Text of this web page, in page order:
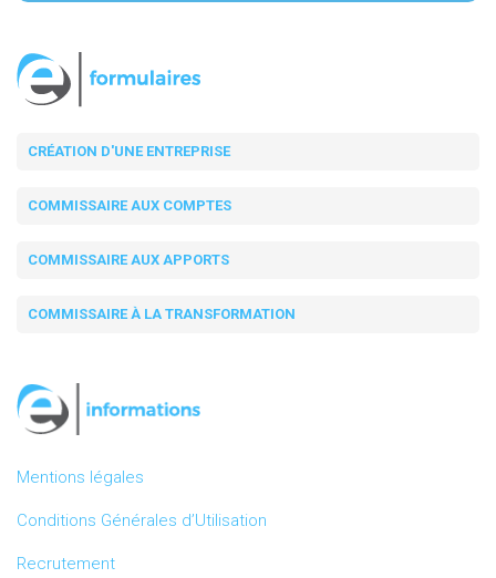
CRÉATION D'UNE ENTREPRISE
COMMISSAIRE AUX COMPTES
COMMISSAIRE AUX APPORTS
COMMISSAIRE À LA TRANSFORMATION
Mentions légales
Conditions Générales d’Utilisation
Recrutement